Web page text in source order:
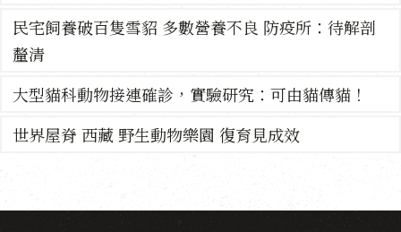
民宅飼養破百隻雪貂 多數營養不良 防疫所：待解剖
釐清
大型貓科動物接連確診，實驗研究：可由貓傳貓！
世界屋脊 西藏 野生動物樂園 復育見成效